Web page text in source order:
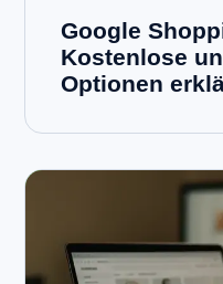
Google
Kostenlose
Optionen